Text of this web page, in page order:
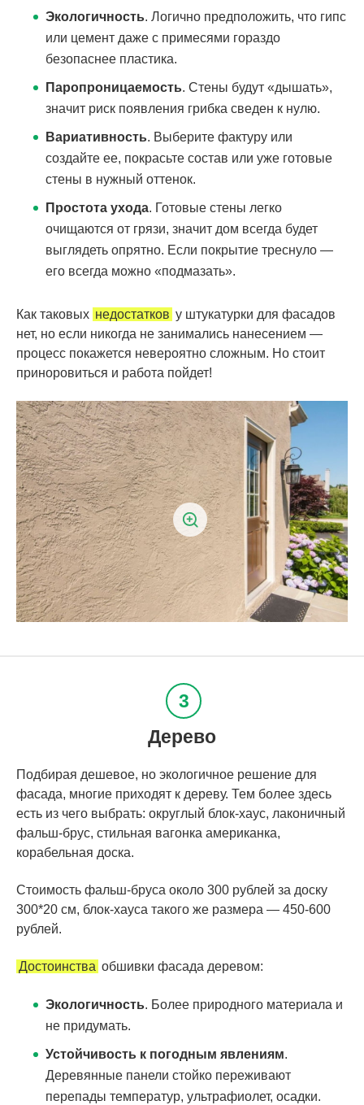
Экологичность. Логично предположить, что гипс
или цемент даже с примесями гораздо
безопаснее пластика.
Паропроницаемость. Стены будут «дышать»,
значит риск появления грибка сведен к нулю.
Вариативность. Выберите фактуру или
создайте ее, покрасьте состав или уже готовые
стены в нужный оттенок.
Простота ухода. Готовые стены легко
очищаются от грязи, значит дом всегда будет
выглядеть опрятно. Если покрытие треснуло —
его всегда можно «подмазать».
Как таковых недостатков у штукатурки для фасадов
нет, но если никогда не занимались нанесением —
процесс покажется невероятно сложным. Но стоит
приноровиться и работа пойдет!
Дерево
Подбирая дешевое, но экологичное решение для
фасада, многие приходят к дереву. Тем более здесь
есть из чего выбрать: округлый блок-хаус, лаконичный
фальш-брус, стильная вагонка американка,
корабельная доска.
Стоимость фальш-бруса около 300 рублей за доску
300*20 см, блок-хауса такого же размера — 450-600
рублей.
Достоинства обшивки фасада деревом:
Экологичность. Более природного материала и
не придумать.
Устойчивость к погодным явлениям.
Деревянные панели стойко переживают
перепады температур, ультрафиолет, осадки.